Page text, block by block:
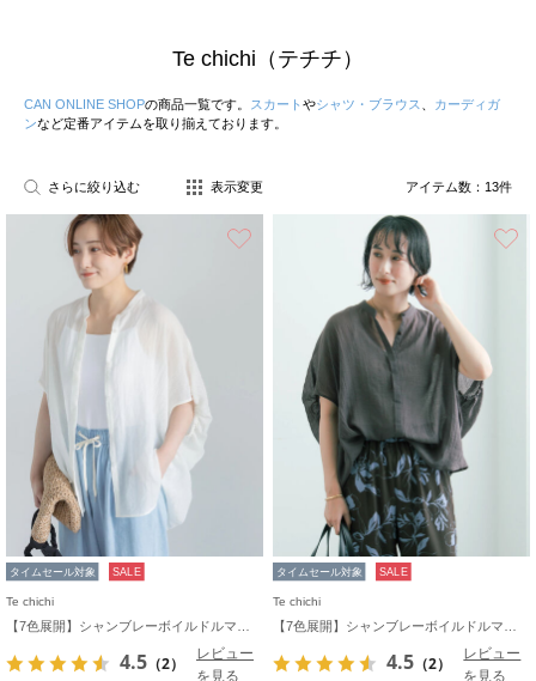
Te chichi（テチチ）
CAN ONLINE SHOPの商品一覧です。 スカート やシャツ・ブラウス
カーディガ
ンなど定番アイテムを取り揃えております。
さらに絞り込む 表示変更 アイテム数： 13件
タイムセール対象 SALE
Te chichi
4.5 （2）
レビュー
を見る
タイムセール対象 SALE
Te chichi
4.5 （2）
レビュー
を見る